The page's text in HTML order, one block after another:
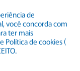
de
você concorda com
ter mais
Política de cookies (